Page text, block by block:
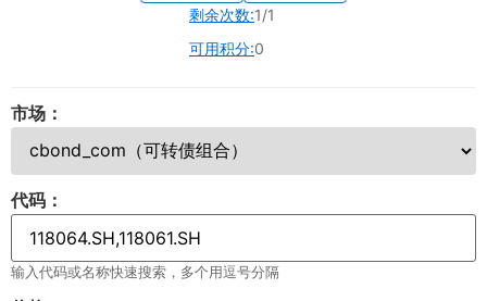
剩余次数:1/1
可用积分:0
市场：
代码：
输入代码或名称快速搜索，多个用逗号分隔